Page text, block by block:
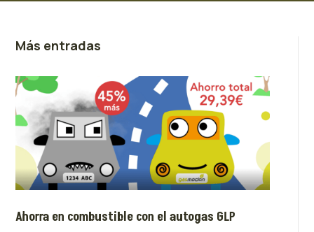
Más entradas
Ahorra en combustible con el autogas GLP